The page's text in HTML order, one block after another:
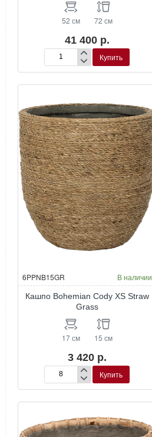
52 см 72 см
41 400 р.
Кашпо
Bohemian
Ben
Straw
Grass
Купить
6PPNB15GR В наличии
Кашпо Bohemian Cody XS Straw
Grass
17 см 15 см
3 420 р.
Кашпо
Bohemian
Cody
Straw
Grass
Купить